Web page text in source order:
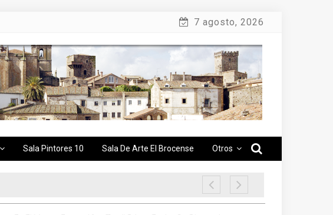
7 agosto, 2026
Sala Pintores 10 Sala De Arte El Brocense Otros